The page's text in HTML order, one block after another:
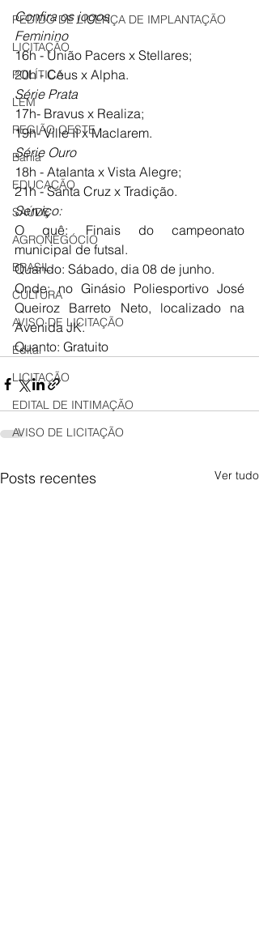
PEDIDO DE LICENÇA DE IMPLANTAÇÃO
LICITAÇÃO
POLÍTICA
LEM
REGIÃO OESTE
Bahia
EDUCAÇÃO
SAÚDE
AGRONEGÓCIO
BRASIL
CULTURA
AVISO DE LICITAÇÃO
Edital
LICITAÇÃO
EDITAL DE INTIMAÇÃO
AVISO DE LICITAÇÃO
Confira os jogos
Feminino
16h - União Pacers x Stellares;
20h - Céus x Alpha.
Série Prata
17h- Bravus x Realiza;
19h- Ville II x Maclarem.
Série Ouro
18h - Atalanta x Vista Alegre;
21h - Santa Cruz x Tradição.
Serviço:
O quê: Finais do campeonato
municipal de futsal.
Quando: Sábado, dia 08 de junho.
Onde: no Ginásio Poliesportivo José
Queiroz Barreto Neto, localizado na
Avenida JK.
Quanto: Gratuito
Posts recentes Ver tudo